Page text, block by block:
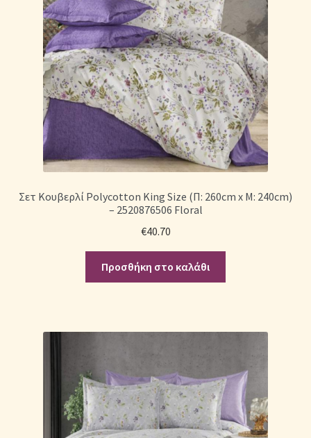
Σετ Κουβερλί Polycotton King Size (Π: 260cm x Μ: 240cm)
– 2520876506 Floral
€40.70
Προσθήκη στο καλάθι